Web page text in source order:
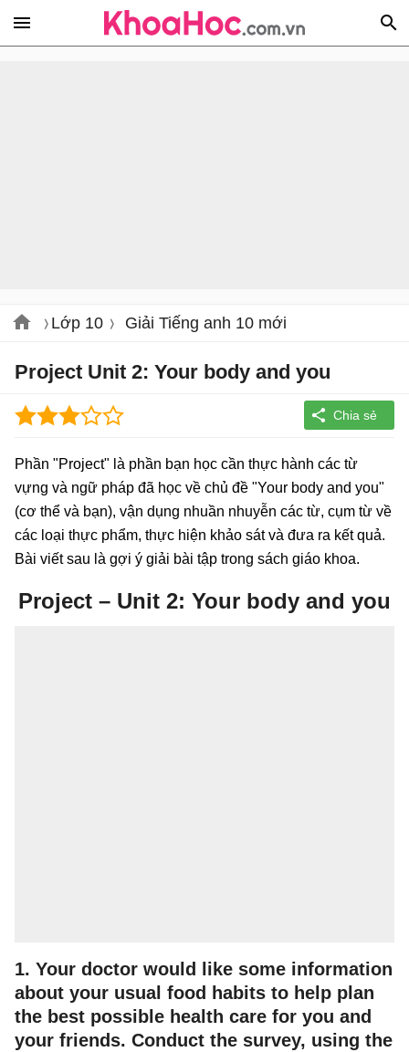
Lớp 10 Giải Tiếng anh 10 mới
Project Unit 2: Your body and you
Phần "Project" là phần bạn học cần thực hành các từ
vựng và ngữ pháp đã học về chủ đề "Your body and you"
(cơ thể và bạn), vận dụng nhuần nhuyễn các từ, cụm từ về
các loại thực phẩm, thực hiện khảo sát và đưa ra kết quả.
Bài viết sau là gợi ý giải bài tập trong sách giáo khoa.
Project – Unit 2: Your body and you
1. Your doctor would like some information
about your usual food habits to help plan
the best possible health care for you and
your friends. Conduct the survey, using the